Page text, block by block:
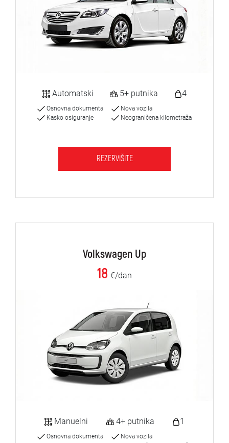
Automatski 5+ putnika 4
Osnovna dokumenta
Kasko osiguranje
Nova vozila
Neograničena kilometraža
REZERVIŠITE
Volkswagen Up
18 €/dan
Manuelni 4+ putnika 1
Osnovna dokumenta
Nova vozila